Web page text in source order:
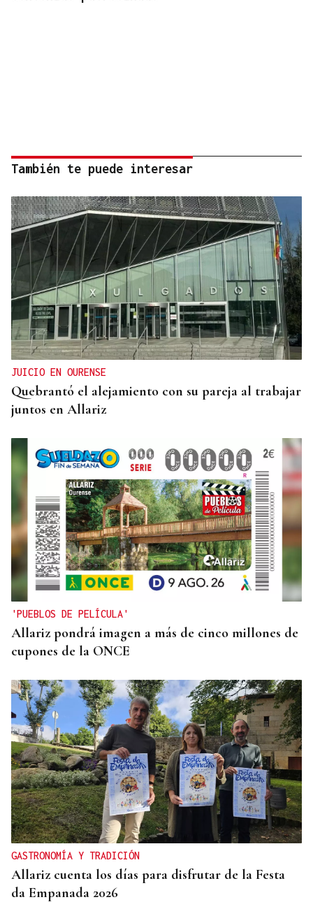
También te puede interesar
JUICIO EN OURENSE
Quebrantó el alejamiento con su pareja al trabajar
juntos en Allariz
'PUEBLOS DE PELÍCULA'
Allariz pondrá imagen a más de cinco millones de
cupones de la ONCE
GASTRONOMÍA Y TRADICIÓN
Allariz cuenta los días para disfrutar de la Festa
da Empanada 2026